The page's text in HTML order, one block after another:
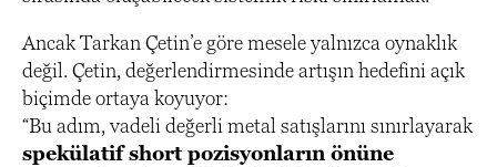
Ancak Tarkan Çetin’e göre mesele yalnızca oynaklık
değil. Çetin, değerlendirmesinde artışın hedefini açık
biçimde ortaya koyuyor:
“Bu adım, vadeli değerli metal satışlarını sınırlayarak
spekülatif short pozisyonların önüne